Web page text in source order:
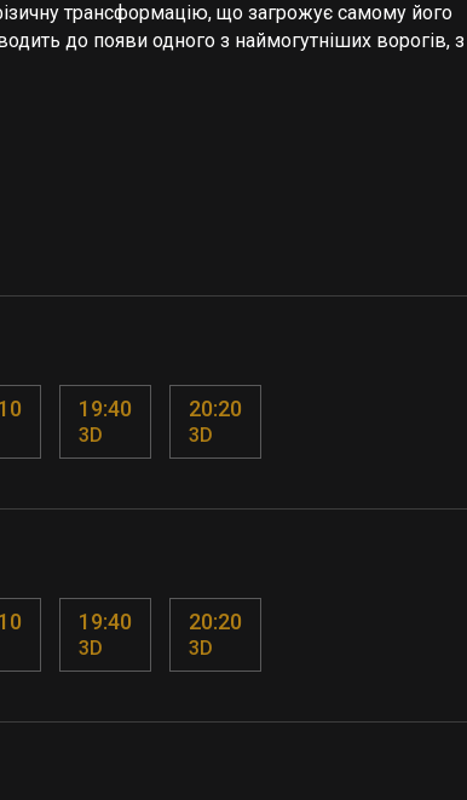
трансформацію, що загрожує самому його
до появи одного з наймогутніших ворогів,
19:40
3D
20:20
3D
19:40
3D
20:20
3D